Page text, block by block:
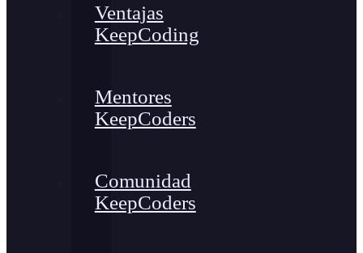
Ventajas
KeepCoding
Mentores
KeepCoders
Comunidad
KeepCoders